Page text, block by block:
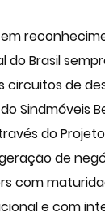
do Brasil
circuitos de
Sindmóveis
do Projeto
de
com
e com